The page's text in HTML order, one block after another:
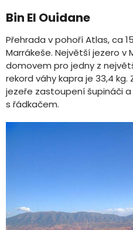
Bin El Ouidane
Přehrada v pohoří Atlas, ca
Marrákeše. Největší jezero v
domovem pro jedny z
rekord váhy kapra je 33,4
jezeře zastoupení šupináči
s řádkačem.